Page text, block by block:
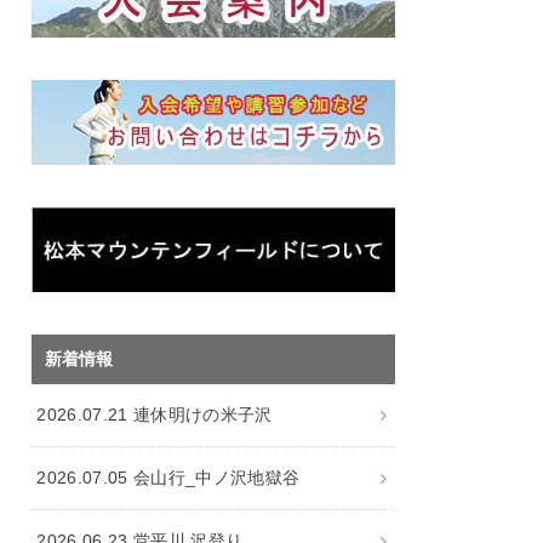
新着情報
2026.07.21 連休明けの米子沢
2026.07.05 会山行_中ノ沢地獄谷